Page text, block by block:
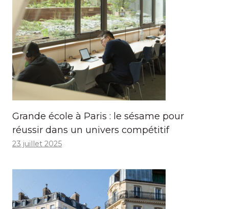
Grande école à Paris : le sésame pour
réussir dans un univers compétitif
23 juillet 2025